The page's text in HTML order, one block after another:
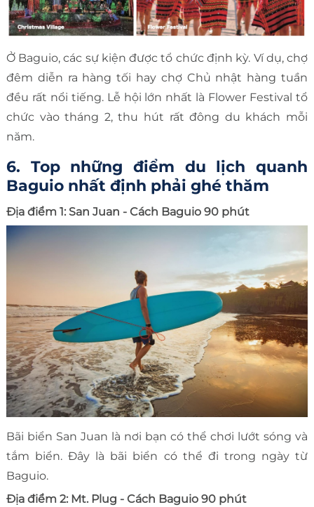
Ở Baguio, các sự kiện được tổ chức định kỳ. Ví dụ, chợ
đêm diễn ra hàng tối hay chợ Chủ nhật hàng tuần
đều rất nổi tiếng. Lễ hội lớn nhất là Flower Festival tổ
chức vào tháng 2, thu hút rất đông du khách mỗi
năm.
6. Top những điểm du lịch quanh
Baguio nhất định phải ghé thăm
Địa điểm 1: San Juan - Cách Baguio 90 phút
Bãi biển San Juan là nơi bạn có thể chơi lướt sóng và
tắm biển. Đây là bãi biển có thể đi trong ngày từ
Baguio.
Địa điểm 2: Mt. Plug - Cách Baguio 90 phút